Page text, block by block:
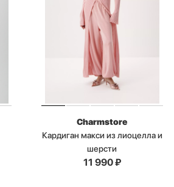
Charmstore
Кардиган макси из лиоцелла и
шерсти
11 990₽